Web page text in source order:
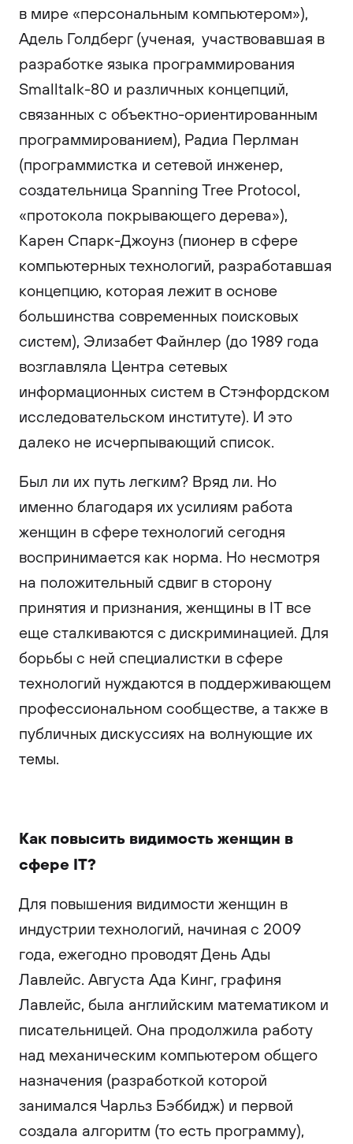
в мире «персональным компьютером»),
Адель Голдберг (ученая, участвовавшая в
разработке языка программирования
Smalltalk-80 и различных концепций,
связанных с объектно-ориентированным
программированием), Радиа Перлман
(программистка и сетевой инженер,
создательница Spanning Tree Protocol,
«протокола покрывающего дерева»),
Карен Спарк-Джоунз (пионер в сфере
компьютерных технологий, разработавшая
концепцию, которая лежит в основе
большинства современных поисковых
систем), Элизабет Файнлер (до 1989 года
возглавляла Центра сетевых
информационных систем в Стэнфордском
исследовательском институте). И это
далеко не исчерпывающий список.
Был ли их путь легким? Вряд ли. Но
именно благодаря их усилиям работа
женщин в сфере технологий сегодня
воспринимается как норма. Но несмотря
на положительный сдвиг в сторону
принятия и признания, женщины в IT все
еще сталкиваются с дискриминацией. Для
борьбы с ней специалистки в сфере
технологий нуждаются в поддерживающем
профессиональном сообществе, а также в
публичных дискуссиях на волнующие их
темы.
Как повысить видимость женщин в
сфере IT?
Для повышения видимости женщин в
индустрии технологий, начиная с 2009
года, ежегодно проводят День Ады
Лавлейс. Августа Ада Кинг, графиня
Лавлейс, была английским математиком и
писательницей. Она продолжила работу
над механическим компьютером общего
назначения (разработкой которой
занимался Чарльз Бэббидж) и первой
создала алгоритм (то есть программу),